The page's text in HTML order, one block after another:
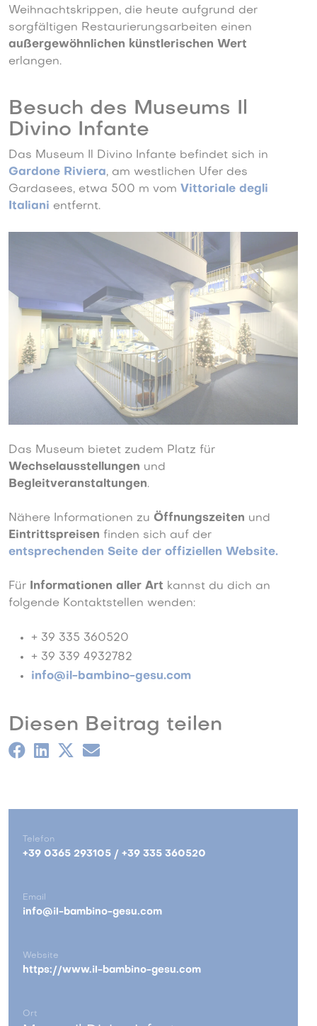
Weihnachtskrippen, die heute aufgrund der
sorgfältigen Restaurierungsarbeiten einen
außergewöhnlichen künstlerischen Wert
erlangen.
Besuch des Museums Il
Divino Infante
Das Museum Il Divino Infante befindet sich in
Gardone Riviera, am westlichen Ufer des
Gardasees, etwa 500 m vom Vittoriale degli
Italiani entfernt.
Das Museum bietet zudem Platz für
Wechselausstellungen und
Begleitveranstaltungen.
Nähere Informationen zu Öffnungszeiten und
Eintrittspreisen finden sich auf der
entsprechenden Seite der offiziellen Website.
Für Informationen aller Art kannst du dich an
folgende Kontaktstellen wenden:
+ 39 335 360520
+ 39 339 4932782
info@il-bambino-gesu.com
Diesen Beitrag teilen
Telefon
+39 0365 293105 / +39 335 360520
Email
info@il-bambino-gesu.com
Website
https://www.il-bambino-gesu.com
Ort